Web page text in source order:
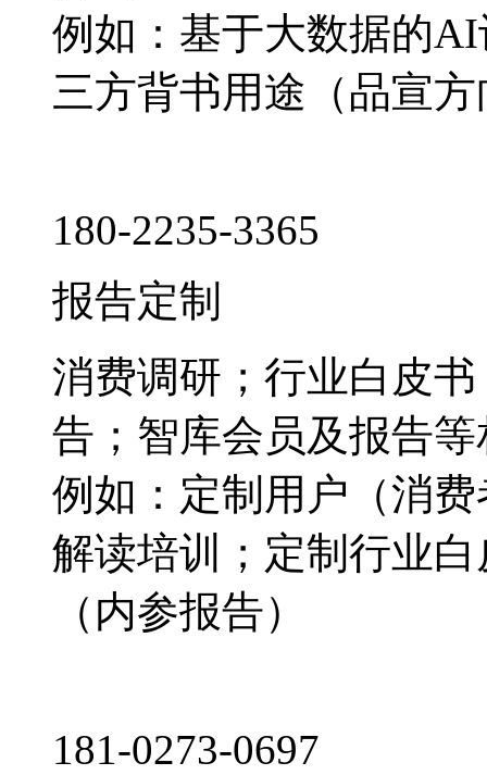
例如：基于大数据的
三方背书用途（品宣
180-2235-3365
报告定制
消费调研；行业白皮
告；智库会员及报告
例如：定制用户（消
解读培训；定制行业
（内参报告）
181-0273-0697